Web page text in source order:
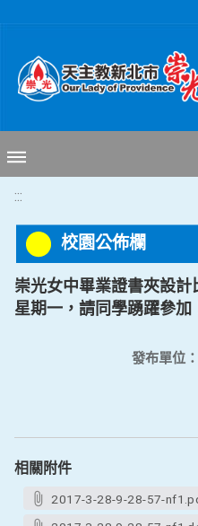
:::
校園公佈欄
崇光女中畢業證書夾設計
星期一，請同學踴躍參加
發布單位：
相關附件
2017-3-28-9-28-57-